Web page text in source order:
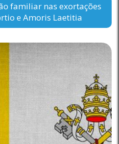
familiar nas exortações
e Amoris Laetitia